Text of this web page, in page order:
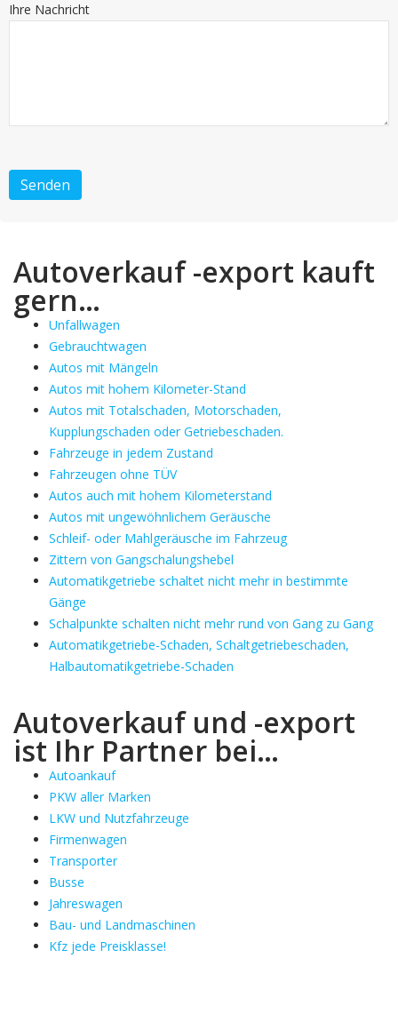
Ihre Nachricht
Autoverkauf -export kauft
gern…
Unfallwagen
Gebrauchtwagen
Autos mit Mängeln
Autos mit hohem Kilometer-Stand
Autos mit Totalschaden, Motorschaden,
Kupplungschaden oder Getriebeschaden.
Fahrzeuge in jedem Zustand
Fahrzeugen ohne TÜV
Autos auch mit hohem Kilometerstand
Autos mit ungewöhnlichem Geräusche
Schleif- oder Mahlgeräusche im Fahrzeug
Zittern von Gangschalungshebel
Automatikgetriebe schaltet nicht mehr in bestimmte
Gänge
Schalpunkte schalten nicht mehr rund von Gang zu Gang
Automatikgetriebe-Schaden, Schaltgetriebeschaden,
Halbautomatikgetriebe-Schaden
Autoverkauf und -export
ist Ihr Partner bei…
Autoankauf
PKW aller Marken
LKW und Nutzfahrzeuge
Firmenwagen
Transporter
Busse
Jahreswagen
Bau- und Landmaschinen
Kfz jede Preisklasse!